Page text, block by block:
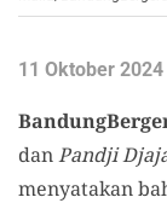
11 Oktober 2024
danPandji
menyatakan